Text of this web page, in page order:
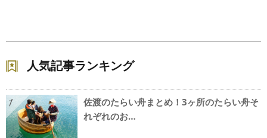
人気記事ランキング
1
佐渡のたらい舟まとめ！3ヶ所のたらい舟そ
れぞれのお…